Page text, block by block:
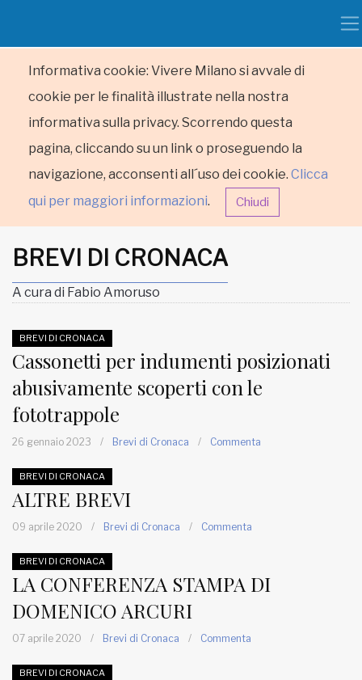
Informativa cookie: Vivere Milano si avvale di
cookie per le finalità illustrate nella nostra
informativa sulla privacy. Scorrendo questa
pagina, cliccando su un link o proseguendo la
navigazione, acconsenti all´uso dei cookie. Clicca
qui per maggiori informazioni. Chiudi
HOME
RUBRICHE
MUNICIPI
www.viveremilano.info
Fondato e diretto da Enzo De
EDB edizioni - Via Brivio angolo C.
Imbonati, 89 20159 Milano (Italia)
BREVI DI CRONACA
A cura di Fabio Amoruso
BREVI DI CRONACA
Cassonetti per indumenti posizionati
abusivamente scoperti con le
fototrappole
26 gennaio 2023 / Brevi di Cronaca / Commenta
BREVI DI CRONACA
ALTRE BREVI
09 aprile 2020 / Brevi di Cronaca / Commenta
BREVI DI CRONACA
LA CONFERENZA STAMPA DI
DOMENICO ARCURI
07 aprile 2020 / Brevi di Cronaca / Commenta
BREVI DI CRONACA